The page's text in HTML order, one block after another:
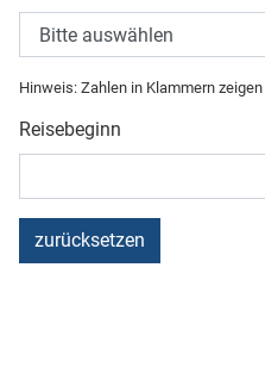
Hinweis: Zahlen in Klammern
Reisebeginn
zurücksetzen